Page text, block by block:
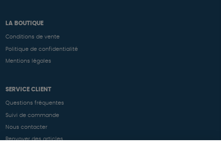
LA BOUTIQUE
Conditions de vente
Politique de confidentialité
Mentions légales
SERVICE CLIENT
Questions fréquentes
Suivi de commande
Nous contacter
Renvoyer des articles